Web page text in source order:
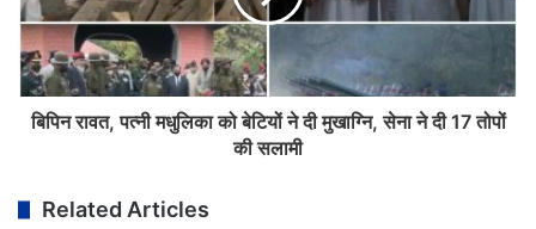
बिपिन रावत, पत्नी मधुलिका को बेटियों ने दी मुखाग्नि, सेना ने दी 17 तोपों
की सलामी
Related Articles